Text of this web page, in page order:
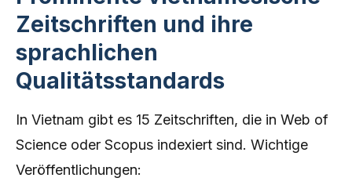
Zeitschriften und ihre
sprachlichen
Qualitätsstandards
In Vietnam gibt es 15 Zeitschriften, die in Web of
Science oder Scopus indexiert sind. Wichtige
Veröffentlichungen: